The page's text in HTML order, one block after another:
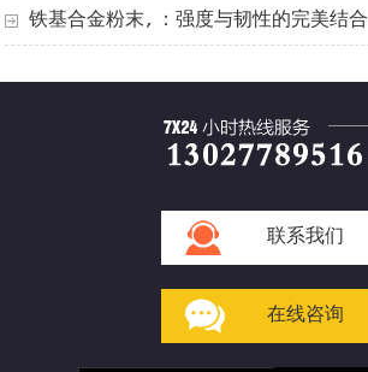
铁基合金粉末,：强度与韧性的完美结合
联系我们
在线咨询